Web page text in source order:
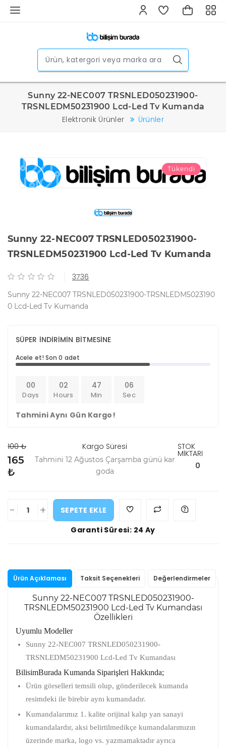
Sunny 22-NEC007 TRSNLED050231900-
TRSNLEDM50231900 Lcd-Led Tv Kumanda
Elektronik Ürünler Ürünler
Tükendi
Sunny 22-NEC007 TRSNLED050231900-
TRSNLEDM50231900 Lcd-Led Tv Kumanda
3736
Sunny 22-NEC007 TRSNLED050231900-TRSNLEDM5023190
0 Lcd-Led Tv Kumanda
SÜPER İNDİRİMİN BİTMESİNE
Acele et! Son 0 adet
00
Days
02
Hours
47
Min
05
Sec
Tahmini Aynı Gün Kargo!
100 ₺
165
₺
Kargo Süresi
Tahmini 12 Ağustos Çarşamba günü kar
goda
STOK
MİKTARI
0
- +
SEPETE EKLE
Garanti Süresi: 24 Ay
Ürün Açıklaması Taksit Seçenekleri Değerlendirmeler
Sunny 22-NEC007 TRSNLED050231900-
TRSNLEDM50231900 Lcd-Led Tv Kumandası
Özellikleri
Uyumlu Modeller
Sunny 22-NEC007 TRSNLED050231900-
TRSNLEDM50231900 Lcd-Led Tv Kumandası
BilisimBurada Kumanda Siparişleri Hakkında;
Ürün görselleri temsili olup, gönderilecek kumanda
resimdeki ile birebir aynı kumandadır.
Kumandalarımız 1. kalite orijinal kalıp yan sanayi
kumandalardır, aksi belirtilmedikçe kumandalarımızın
üzerinde marka, logo vs. yazmamaktadır ayrıca